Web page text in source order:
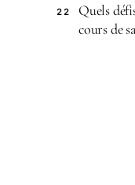
22
Quels
cours de